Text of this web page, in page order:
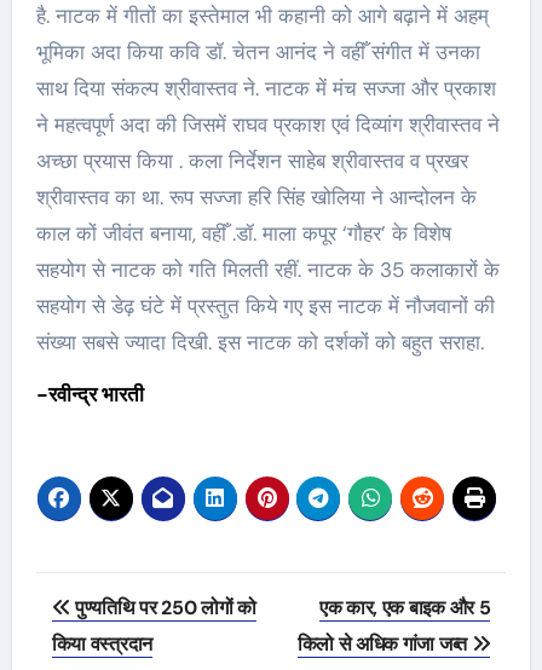
है. नाटक में गीतों का इस्तेमाल भी कहानी को आगे बढ़ाने में अहम्
भूमिका अदा किया कवि डॉ. चेतन आनंद ने वहीँ संगीत में उनका
साथ दिया संकल्प श्रीवास्तव ने. नाटक में मंच सज्जा और प्रकाश
ने महत्वपूर्ण अदा की जिसमें राघव प्रकाश एवं दिव्यांग श्रीवास्तव ने
अच्छा प्रयास किया . कला निर्देशन साहेब श्रीवास्तव व प्रखर
श्रीवास्तव का था. रूप सज्जा हरि सिंह खोलिया ने आन्दोलन के
काल कों जीवंत बनाया, वहीँ .डॉ. माला कपूर ‘गौहर’ के विशेष
सहयोग से नाटक को गति मिलती रहीं. नाटक के 35 कलाकारों के
सहयोग से डेढ़ घंटे में प्रस्तुत किये गए इस नाटक में नौजवानों की
संख्या सबसे ज्यादा दिखी. इस नाटक को दर्शकों को बहुत सराहा.
-रवीन्द्र भारती
Post
navigation
पुण्यतिथि पर 250 लोगों को
किया वस्त्रदान
एक कार, एक बाइक और 5
किलो से अधिक गांजा जब्त